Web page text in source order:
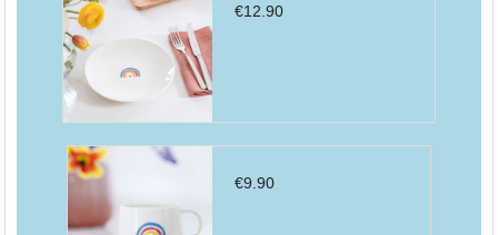
€12.90
€9.90